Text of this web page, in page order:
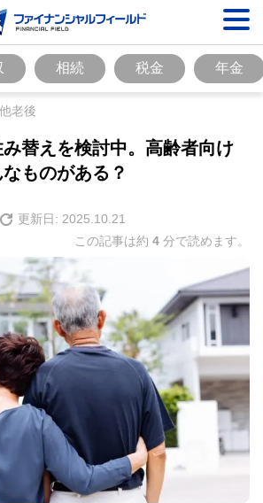
相続 税金 年金
老後
替えを検討中。高齢者向け
ものがある？
更新日: 2025.10.21
この記事は約 4 分で読めます。